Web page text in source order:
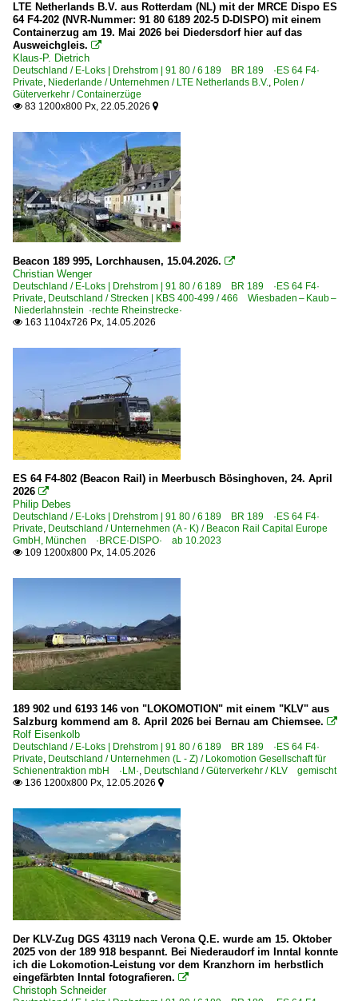
Rommerskirchen
Rosenheim (Oberbayern)
Rüdesheim am Rhein (Alle Bahnhöfe)
Saalfeld
Saarmund
Salzwedel
Sassnitz
Schkopau
Seebergen
Seelze
Stendal Hbf ·LS·
Sterbfritz
Straubing
Ulm Hbf ·TQU R/F·
Viersen
Vöhrum
Völklingen
Wanne-Eickel Hbf
Weimar (alle Bahnhöfe)
Wesel
Wunstorf
Bahntechnische Anlagen und Kunstbauten
Bahnübergänge
Brücken und Kreuzungsbauwerke
Duisburg-Hochfelder Eisenbahnbrücke
Leinachtalbrücke
Prellböcke
Detailfotos
Anschriften, Logos
Dieselloks | 92 80
1 214 BR 214 Umbau BR 212 Schenker 262
1 216 BR 216 DB V 160
1 218 BR 218
LTE Netherlands B.V. aus Rotterdam (NL) mit der MRCE Dispo ES
64 F4-202 (NVR-Nummer: 91 80 6189 202-5 D-DISPO) mit einem
Containerzug am 19. Mai 2026 bei Diedersdorf hier auf das
Ausweichgleis. 
Klaus-P. Dietrich
Deutschland / E-Loks | Drehstrom | 91 80 / 6 189 BR 189 ·ES 64 F4·
Private, Niederlande / Unternehmen / LTE Netherlands B.V., Polen /
Güterverkehr / Containerzüge
 83 1200x800 Px, 22.05.2026 
Beacon 189 995, Lorchhausen, 15.04.2026. 
Christian Wenger
Deutschland / E-Loks | Drehstrom | 91 80 / 6 189 BR 189 ·ES 64 F4·
Private, Deutschland / Strecken | KBS 400-499 / 466 Wiesbaden – Kaub –
Niederlahnstein ·rechte Rheinstrecke·
 163 1104x726 Px, 14.05.2026
ES 64 F4-802 (Beacon Rail) in Meerbusch Bösinghoven, 24. April
2026 
Philip Debes
Deutschland / E-Loks | Drehstrom | 91 80 / 6 189 BR 189 ·ES 64 F4·
Private, Deutschland / Unternehmen (A - K) / Beacon Rail Capital Europe
GmbH, München ·BRCE·DISPO· ab 10.2023
 109 1200x800 Px, 14.05.2026
189 902 und 6193 146 von "LOKOMOTION" mit einem "KLV" aus
Salzburg kommend am 8. April 2026 bei Bernau am Chiemsee. 
Rolf Eisenkolb
Deutschland / E-Loks | Drehstrom | 91 80 / 6 189 BR 189 ·ES 64 F4·
Private, Deutschland / Unternehmen (L - Z) / Lokomotion Gesellschaft für
Schienentraktion mbH ·LM·, Deutschland / Güterverkehr / KLV gemischt
 136 1200x800 Px, 12.05.2026 
Der KLV-Zug DGS 43119 nach Verona Q.E. wurde am 15. Oktober
2025 von der 189 918 bespannt. Bei Niederaudorf im Inntal konnte
ich die Lokomotion-Leistung vor dem Kranzhorn im herbstlich
eingefärbten Inntal fotografieren. 
Christoph Schneider